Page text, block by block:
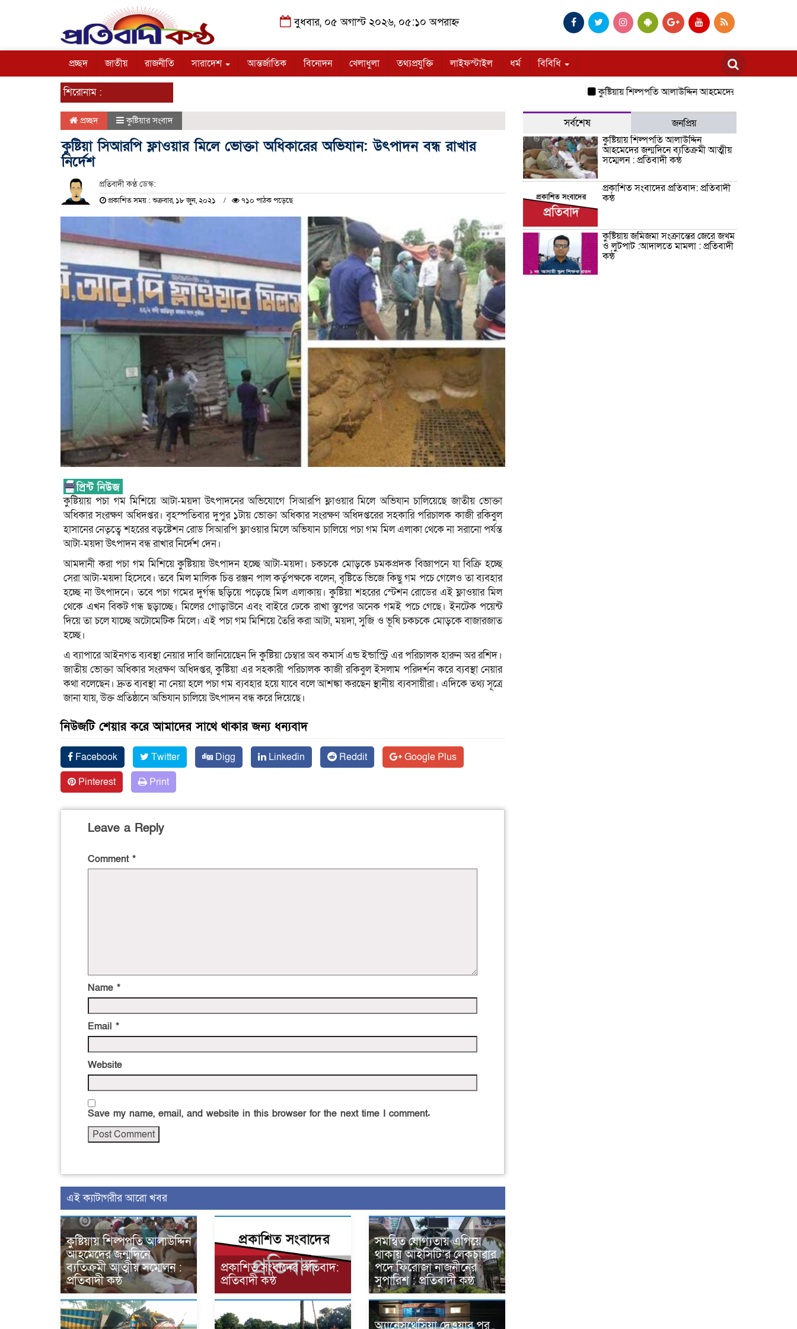
বুধবার, ০৫ অগাস্ট ২০২৬, ০৫:১০ অপরাহ্ন
প্রচ্ছদ জাতীয় রাজনীতি সারাদেশ আন্তর্জাতিক বিনোদন খেলাধুলা তথ্যপ্রযুক্তি লাইফস্টাইল ধর্ম বিবিধি
শিরোনাম : কুষ্টিয়ায় শিল্পপতি আলাউদ্দিন আহমেদের জন্মদিনে ব্যতিক্রমী
প্রচ্ছদ কুষ্টিয়ার সংবাদ
কুষ্টিয়া সিআরপি ফ্লাওয়ার মিলে ভোক্তা অধিকারের অভিযান: উৎপাদন বন্ধ রাখার
নির্দেশ
প্রতিবাদী কণ্ঠ ডেস্ক:
প্রকাশিত সময় : শুক্রবার, ১৮ জুন, ২০২১ ৭১০ পাঠক পড়েছে
কুষ্টিয়ায় পচা গম মিশিয়ে আটা-ময়দা উৎপাদনের অভিযোগে সিআরপি ফ্লাওয়ার মিলে অভিযান চালিয়েছে জাতীয় ভোক্তা
অধিকার সংরক্ষণ অধিদপ্তর। বৃহস্পতিবার দুপুর ১টায় ভোক্তা অধিকার সংরক্ষণ অধিদপ্তরের সহকারি পরিচালক কাজী রকিবুল
হাসানের নেতৃত্বে শহরের বড়ষ্টেশন রোড সিআরপি ফ্লাওয়ার মিলে অভিযান চালিয়ে পচা গম মিল এলাকা থেকে না সরানো পর্যন্ত
আটা-ময়দা উৎপাদন বন্ধ রাখার নির্দেশ দেন।
আমদানী করা পচা গম মিশিয়ে কুষ্টিয়ায় উৎপাদন হচ্ছে আটা-ময়দা। চকচকে মোড়কে চমকপ্রদক বিজ্ঞাপনে যা বিক্রি হচ্ছে
সেরা আটা-ময়দা হিসেবে। তবে মিল মালিক চিত্ত রঞ্জন পাল কর্তৃপক্ষকে বলেন, বৃষ্টিতে ভিজে কিছু গম পচে গেলেও তা ব্যবহার
হচ্ছে না উৎপাদনে। তবে পচা গমের দুর্গন্ধ ছড়িয়ে পড়েছে মিল এলাকায়। কুষ্টিয়া শহরের স্টেশন রোডের এই ফ্লাওয়ার মিল
থেকে এখন বিকট গন্ধ ছড়াচ্ছে। মিলের গোড়াউনে এবং বাইরে ঢেকে রাখা স্তুপের অনেক গমই পচে গেছে। ইনটেক পয়েন্ট
দিয়ে তা চলে যাচ্ছে অটোমেটিক মিলে। এই পচা গম মিশিয়ে তৈরি করা আটা, ময়দা, সুজি ও ভূষি চকচকে মোড়কে বাজারজাত
হচ্ছে।
এ ব্যাপারে আইনগত ব্যবস্থা নেয়ার দাবি জানিয়েছেন দি কুষ্টিয়া চেম্বার অব কমার্স এন্ড ইন্ডাস্ট্রি এর পরিচালক হারুন অর রশিদ।
জাতীয় ভোক্তা অধিকার সংরক্ষণ অধিদপ্তর, কুষ্টিয়া এর সহকারী পরিচালক কাজী রকিবুল ইসলাম পরিদর্শন করে ব্যবস্থা নেয়ার
কথা বলেছেন। দ্রুত ব্যবস্থা না নেয়া হলে পচা গম ব্যবহার হয়ে যাবে বলে আশঙ্কা করছেন স্থানীয় ব্যবসায়ীরা। এদিকে তথ্য সূত্রে
জানা যায়, উক্ত প্রতিষ্ঠানে অভিযান চালিয়ে উৎপাদন বন্ধ করে দিয়েছে।
নিউজটি শেয়ার করে আমাদের সাথে থাকার জন্য ধন্যবাদ
Facebook Twitter Digg Linkedin Reddit
Google Plus
Pinterest
Print
Leave a Reply
Comment *
Name *
Email *
Website
Save my name, email, and website in this browser for the next time I comment.
এই ক্যাটাগরীর আরো খবর
কুষ্টিয়ায় শিল্পপতি আলাউদ্দিন
আহমেদের জন্মদিনে
ব্যতিক্রমী আত্মীয় সম্মেলন :
প্রতিবাদী কন্ঠ
প্রকাশিত সংবাদের প্রতিবাদ:
প্রতিবাদী কন্ঠ
সমন্বিত যোগ্যতায় এগিয়ে
থাকায় আইসিটি’র লেকচারার
পদে ফিরোজা নাজনীনের
সুপারিশ : প্রতিবাদী কন্ঠ
অ্যানেসথেসিয়া দেওয়ার পর
সর্বশেষ
জনপ্রিয়
কুষ্টিয়ায় শিল্পপতি আলাউদ্দিন
আহমেদের জন্মদিনে ব্যতিক্রমী আত্মীয়
সম্মেলন : প্রতিবাদী কন্ঠ
প্রকাশিত সংবাদের প্রতিবাদ: প্রতিবাদী
কন্ঠ
কুষ্টিয়ায় জমিজমা সংক্রান্তের জেরে জখম
ও লুটপাট :আদালতে মামলা : প্রতিবাদী
কন্ঠ